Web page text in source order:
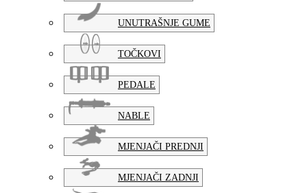
UNUTRAŠNJE GUME
TOČKOVI
PEDALE
NABLE
MJENJAČI PREDNJI
MJENJAČI ZADNJI